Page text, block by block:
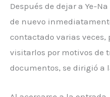
Después de dejar a Ye-
de nuevo
contactado varias veces,
visitarlos por motivos de
documentos, se dirigió a